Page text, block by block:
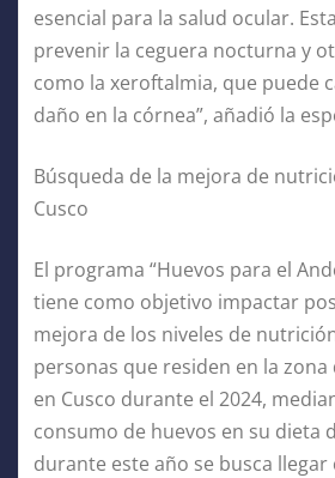
esencial para la salud ocular.
prevenir la ceguera nocturna y
como la xeroftalmia, que puede
daño en la córnea”, añadió la
Búsqueda de la mejora de
Cusco
El programa “Huevos para el
tiene como objetivo impactar
mejora de los niveles de
personas que residen en la zona
en Cusco durante el 2024,
consumo de huevos en su dieta
durante este año se busca